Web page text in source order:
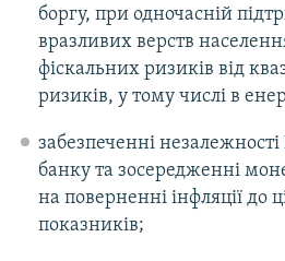
боргу, при одночасній
вразливих верств
фіскальних ризиків від
ризиків, у тому числі в
забезпеченні
банку та зосередженні
на поверненні інфляції до
показників;